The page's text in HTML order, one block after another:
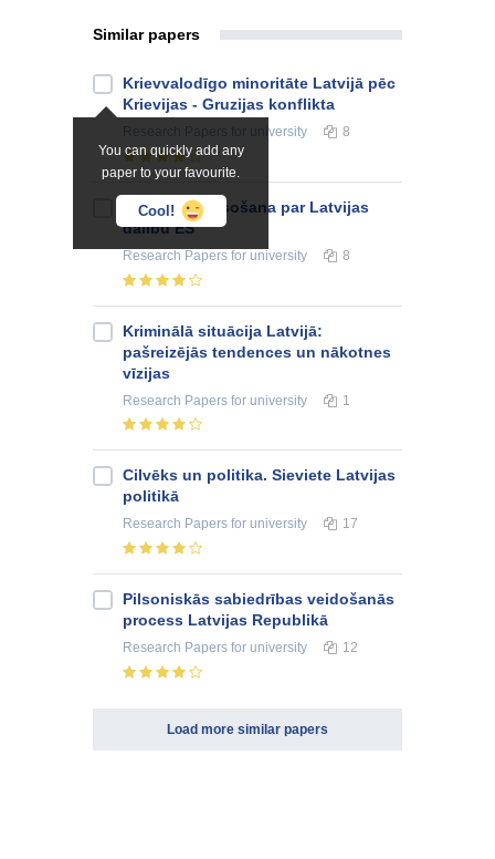
Similar papers
You can quickly add any
paper to your favourite.
Cool!
Krievvalodīgo minoritāte Latvijā pēc
Krievijas - Gruzijas konflikta
for university 8
Tautas nobalsošana par Latvijas
dalību ES
Research Papers for university 8
Kriminālā situācija Latvijā:
pašreizējās tendences un nākotnes
vīzijas
Research Papers for university 1
Cilvēks un politika. Sieviete Latvijas
politikā
Research Papers for university 17
Pilsoniskās sabiedrības veidošanās
process Latvijas Republikā
Research Papers for university 12
Load more similar papers